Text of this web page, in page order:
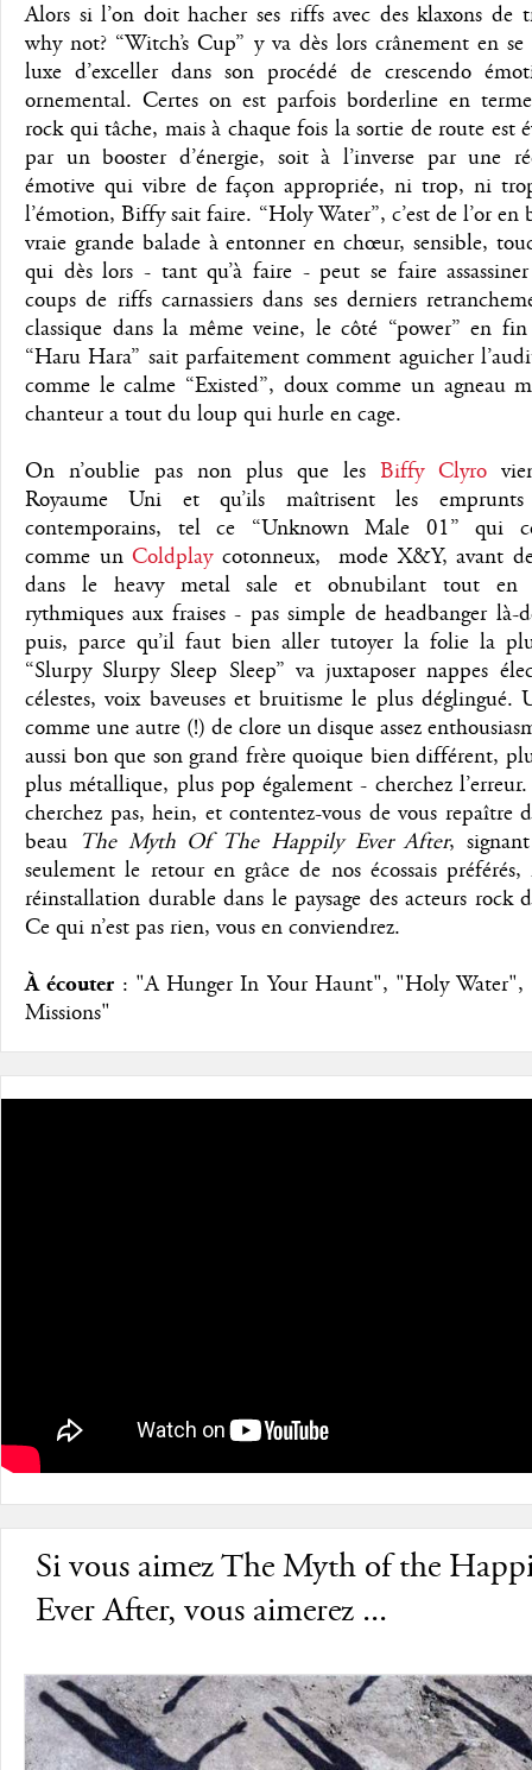
Alors si l’on doit hacher ses riffs avec des klaxons de
why not? “Witch’s Cup” y va dès lors crânement en
luxe d’exceller dans son procédé de crescendo
ornemental. Certes on est parfois borderline en
rock qui tâche, mais à chaque fois la sortie de route est
par un booster d’énergie, soit à l’inverse par une
émotive qui vibre de façon appropriée, ni trop, ni
l’émotion, Biffy sait faire. “Holy Water”, c’est de l’or en
vraie grande balade à entonner en chœur, sensible,
qui dès lors - tant qu’à faire - peut se faire
coups de riffs carnassiers dans ses derniers
classique dans la même veine, le côté “power” en
“Haru Hara” sait parfaitement comment aguicher
comme le calme “Existed”, doux comme un agneau
chanteur a tout du loup qui hurle en cage.
On n’oublie pas non plus que les Biffy Clyro
Royaume Uni et qu’ils maîtrisent les
contemporains, tel ce “Unknown Male 01” qui
comme unColdplaycotonneux, mode X&Y, avant
dans le heavy metal sale et obnubilant tout en
rythmiques aux fraises - pas simple de headbanger là-
puis, parce qu’il faut bien aller tutoyer la folie la
“Slurpy Slurpy Sleep Sleep” va juxtaposer nappes
célestes, voix baveuses et bruitisme le plus déglingué.
comme une autre (!) de clore un disque assez
aussi bon que son grand frère quoique bien différent,
plus métallique, plus pop également - cherchez
cherchez pas, hein, et contentez-vous de vous repaître
beau The Myth Of The Happily Ever After,
seulement le retour en grâce de nos écossais
réinstallation durable dans le paysage des acteurs rock
Ce qui n’est pas rien, vous en conviendrez.
À écouter : "A Hunger In Your Haunt", "Holy Water",
Missions"
Si vous aimez The Myth of the
Ever After, vous aimerez ...